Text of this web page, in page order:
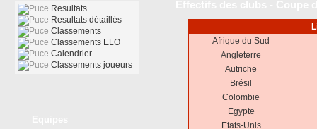
Afrique du Sud
Angleterre
Autriche
Brésil
Colombie
Egypte
Etats-Unis
Resultats
Resultats détaillés
Classements
Classements ELO
Calendrier
Classements joueurs